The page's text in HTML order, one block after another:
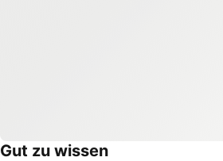
Gut zu wissen